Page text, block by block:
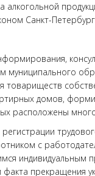
алкогольной
Санкт-
муниципального
товариществ
домов,
расположены
с
индивидуальным
факта прекращения